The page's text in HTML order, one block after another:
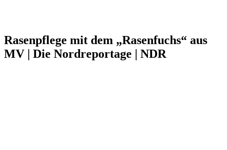
Rasenpflege mit dem „Rasenfuchs“ aus
MV | Die Nordreportage | NDR